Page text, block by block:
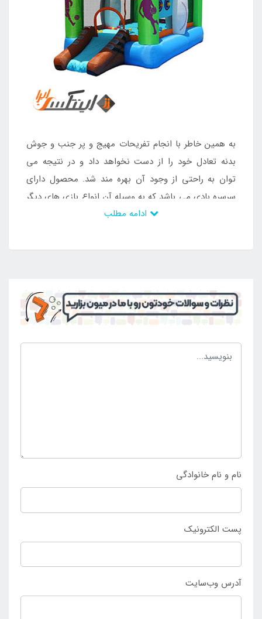
به همین خاطر با انجام تفریحات مهیج و پر جنب و جوش
بدنه تعادل خود را از دست نخواهد داد و در نتیجه می
توان به راحتی از وجود آن بهره مند شد. محصول دارای
سرسره بادی می باشد که به وسیله آن انواع بازی های دیگر
نیز محقق می شود. بنابراین تمامی کودکان قادر به استفاده
است که افراد نسبت به خرید آن اقدام می کنند و تنها می
توانند ازفروشگاه اینتکس ایرانمحصول را سفارش دهند.
نام و نام خانوادگی
پست الکترونیک
آدرس وب‌سایت